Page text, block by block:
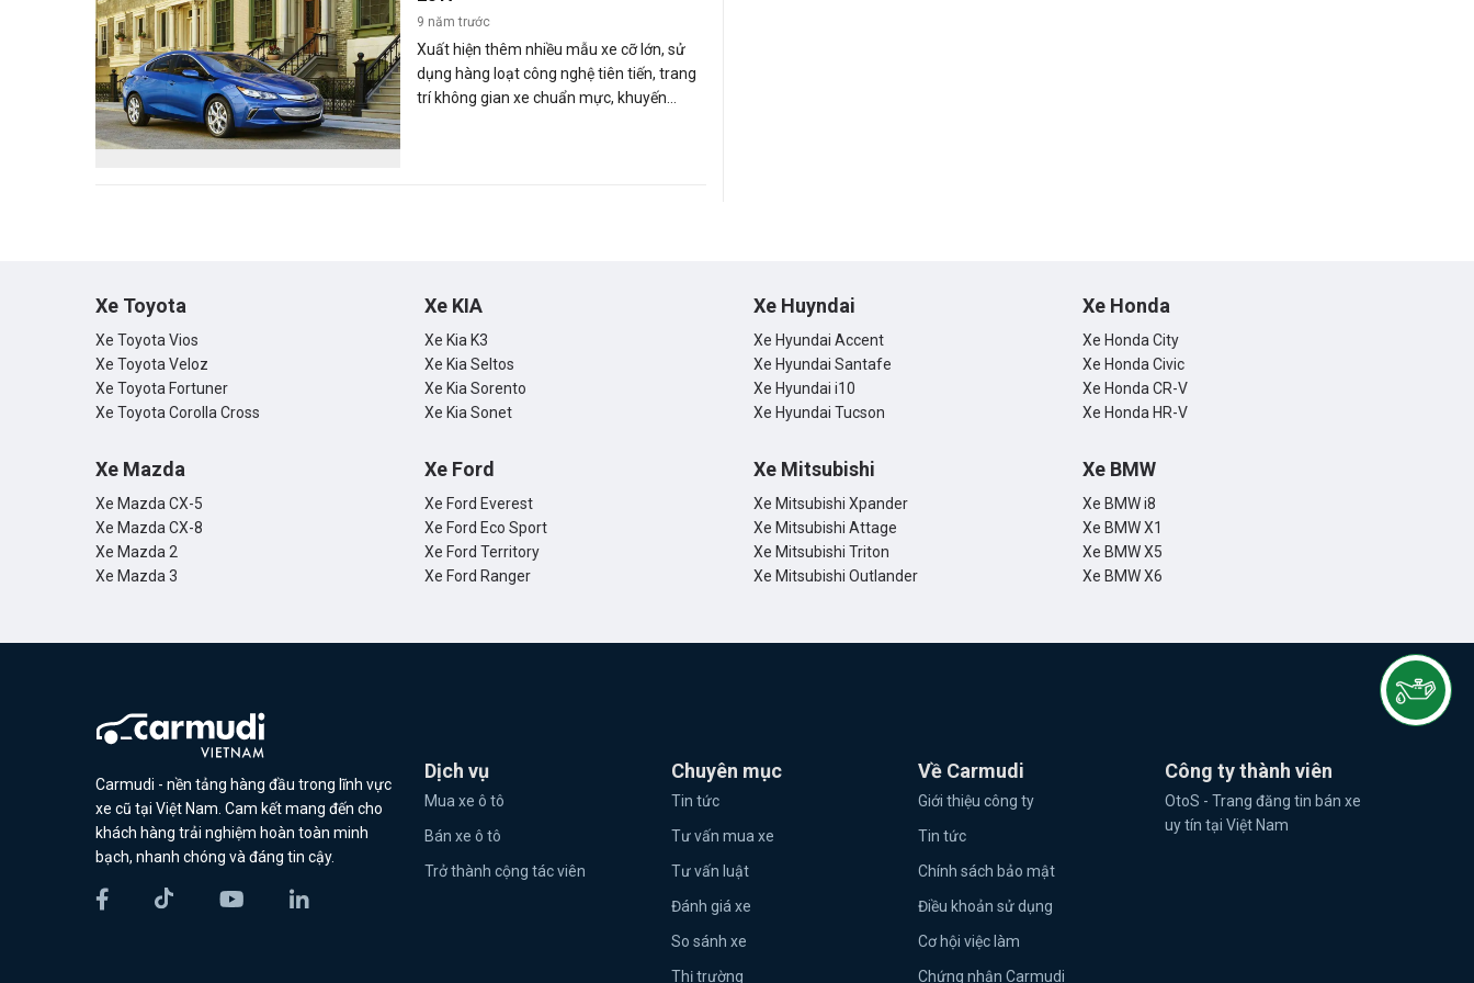
9 năm trước
Xuất hiện thêm nhiều mẫu xe cỡ lớn, sử
dụng hàng loạt công nghệ tiên tiến, trang
trí không gian xe chuẩn mực, khuyến
Xe Toyota
Xe Toyota Vios
Xe Toyota Veloz
Xe Toyota Fortuner
Xe Toyota Corolla Cross
Xe KIA
Xe Kia K3
Xe Kia Seltos
Xe Kia Sorento
Xe Kia Sonet
Xe Huyndai
Xe Hyundai Accent
Xe Hyundai Santafe
Xe Hyundai i10
Xe Hyundai Tucson
Xe Honda
Xe Honda City
Xe Honda Civic
Xe Honda CR-V
Xe Honda HR-V
Xe Mazda
Xe Mazda CX-5
Xe Mazda CX-8
Xe Mazda 2
Xe Mazda 3
Xe Ford
Xe Ford Everest
Xe Ford Eco Sport
Xe Ford Territory
Xe Ford Ranger
Xe Mitsubishi
Xe Mitsubishi Xpander
Xe Mitsubishi Attage
Xe Mitsubishi Triton
Xe Mitsubishi Outlander
Xe BMW
Xe BMW i8
Xe BMW X1
Xe BMW X5
Xe BMW X6
Carmudi - nền tảng hàng đầu trong lĩnh vực
xe cũ tại Việt Nam. Cam kết mang đến cho
khách hàng trải nghiệm hoàn toàn minh
bạch, nhanh chóng và đáng tin cậy.
Dịch vụ
Mua xe ô tô
Bán xe ô tô
Trở thành cộng tác viên
Chuyên mục
Tin tức
Tư vấn mua xe
Tư vấn luật
Đánh giá xe
So sánh xe
Thị trường
Về Carmudi
Giới thiệu công ty
Tin tức
Chính sách bảo mật
Điều khoản sử dụng
Cơ hội việc làm
Chứng nhận Carmudi
Công ty thành viên
OtoS - Trang đăng tin bán xe
uy tín tại Việt Nam